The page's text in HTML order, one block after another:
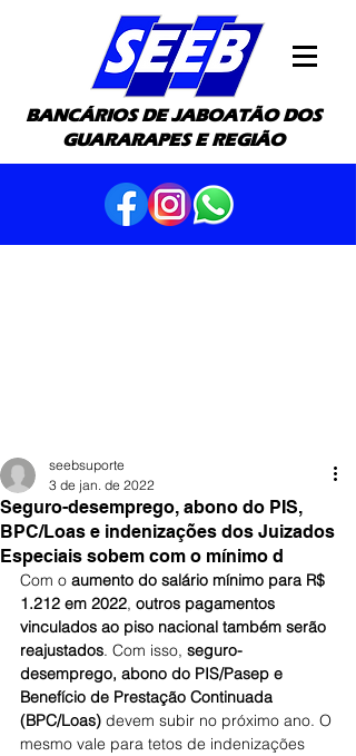
BANCÁRIOS DE JABOATÃO DOS
GUARARAPES E REGIÃO
Seguro-desemprego, abono do PIS,
BPC/Loas e indenizações dos Juizados
Especiais sobem com o mínimo d
seebsuporte
3 de jan. de 2022
Com o aumento do salário mínimo para R$
1.212 em 2022, outros pagamentos
vinculados ao piso nacional também serão
reajustados. Com isso, seguro-
desemprego, abono do PIS/Pasep e
Benefício de Prestação Continuada
(BPC/Loas) devem subir no próximo ano. O
mesmo vale para tetos de indenizações